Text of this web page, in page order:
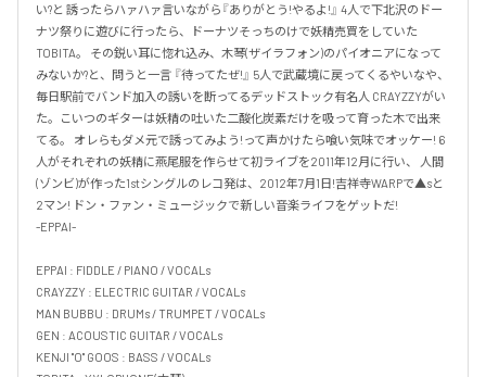
い?と 誘ったらハァハァ言いながら『ありがとう!やるよ!』 4人で下北沢のドー
ナツ祭りに遊びに行ったら、ドーナツそっちのけで妖精売買をしていた
TOBITA。 その鋭い耳に惚れ込み、木琴(ザイラフォン)のパイオニアになって
みないか?と、問うと一言 『待ってたぜ!』 5人で武蔵境に戻ってくるやいなや、
毎日駅前でバンド加入の誘いを断ってるデッドストック有名人 CRAYZZYがい
た。こいつのギターは妖精の吐いた二酸化炭素だけを吸って育った木で出来
てる。 オレらもダメ元で誘ってみよう!って声かけたら喰い気味でオッケー! 6
人がそれぞれの妖精に燕尾服を作らせて初ライブを2011年12月に行い、 人間
(ゾンビ)が作った1stシングルのレコ発は、2012年7月1日!吉祥寺WARPで▲sと
2マン! ドン・ファン・ミュージックで新しい音楽ライフをゲットだ!
-EPPAI-
EPPAI : FIDDLE / PIANO / VOCALs
CRAYZZY : ELECTRIC GUITAR / VOCALs
MAN BUBBU : DRUMs / TRUMPET / VOCALs
GEN : ACOUSTIC GUITAR / VOCALs
KENJI "O" GOOS : BASS / VOCALs